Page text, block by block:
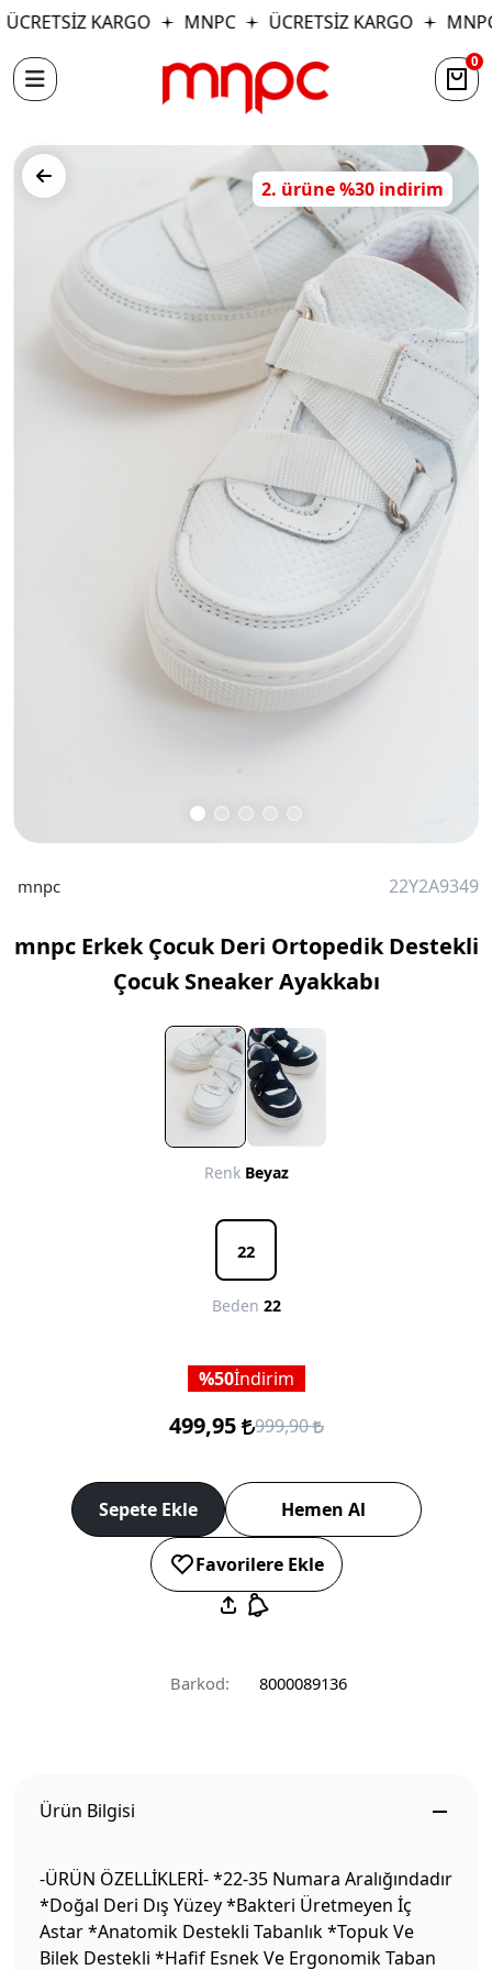
KARGO MNPC ÜCRETSİZ KARGO MNPC
0
2. ürüne %30 indirim
mnpc 22Y2A9349
mnpc Erkek Çocuk Deri Ortopedik Destekli
Çocuk Sneaker Ayakkabı
Renk Beyaz
22
Beden 22
50İndirim
499,95 999,90
Sepete Ekle Hemen Al
Favorilere Ekle
Barkod: 8000089136
Ürün Bilgisi
-ÜRÜN ÖZELLİKLERİ- *22-35 Numara Aralığındadır
*Doğal Deri Dış Yüzey *Bakteri Üretmeyen İç
Astar *Anatomik Destekli Tabanlık *Topuk Ve
Bilek Destekli *Hafif Esnek Ve Ergonomik Taban